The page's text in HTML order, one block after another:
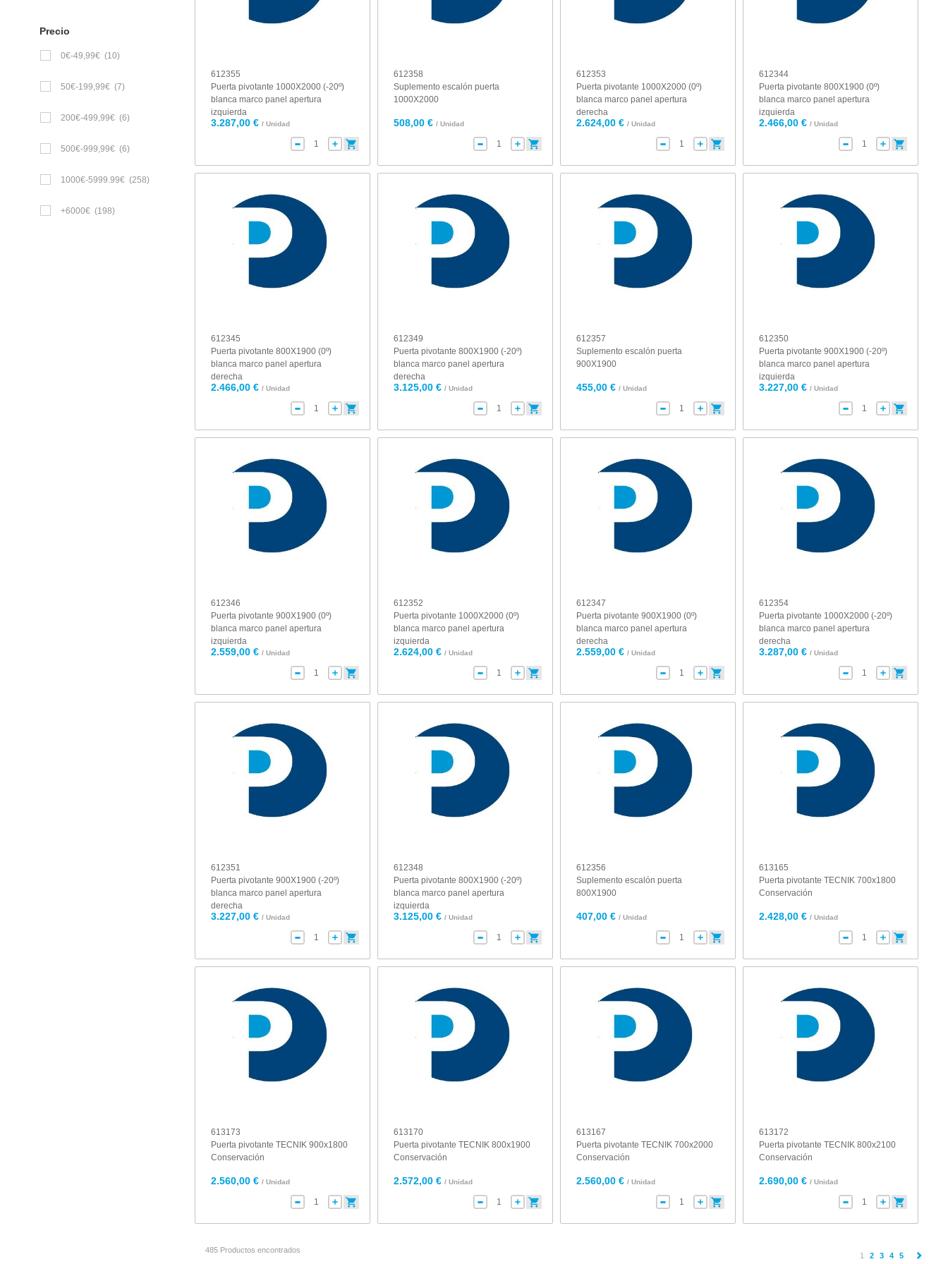
Precio
0€-49,99€ (10)
50€-199,99€ (7)
200€-499,99€ (6)
500€-999,99€ (6)
1000€-5999.99€ (258)
+6000€ (198)
612355
Puerta pivotante 1000X2000 (-20º)
blanca marco panel apertura
izquierda
3.287,00 € / Unidad
612358
Suplemento escalón puerta
1000X2000
508,00 € / Unidad
612353
Puerta pivotante 1000X2000 (0º)
blanca marco panel apertura
derecha
2.624,00 € / Unidad
612344
Puerta pivotante 800X1900 (0º)
blanca marco panel apertura
izquierda
2.466,00 € / Unidad
612345
Puerta pivotante 800X1900 (0º)
blanca marco panel apertura
derecha
2.466,00 € / Unidad
612349
Puerta pivotante 800X1900 (-20º)
blanca marco panel apertura
derecha
3.125,00 € / Unidad
612357
Suplemento escalón puerta
900X1900
455,00 € / Unidad
612350
Puerta pivotante 900X1900 (-20º)
blanca marco panel apertura
izquierda
3.227,00 € / Unidad
612346
Puerta pivotante 900X1900 (0º)
blanca marco panel apertura
izquierda
2.559,00 € / Unidad
612352
Puerta pivotante 1000X2000 (0º)
blanca marco panel apertura
izquierda
2.624,00 € / Unidad
612347
Puerta pivotante 900X1900 (0º)
blanca marco panel apertura
derecha
2.559,00 € / Unidad
612354
Puerta pivotante 1000X2000 (-20º)
blanca marco panel apertura
derecha
3.287,00 € / Unidad
612351
Puerta pivotante 900X1900 (-20º)
blanca marco panel apertura
derecha
3.227,00 € / Unidad
612348
Puerta pivotante 800X1900 (-20º)
blanca marco panel apertura
izquierda
3.125,00 € / Unidad
612356
Suplemento escalón puerta
800X1900
407,00 € / Unidad
613165
Puerta pivotante TECNIK 700x1800
Conservación
2.428,00 € / Unidad
613173
Puerta pivotante TECNIK 900x1800
Conservación
2.560,00 € / Unidad
613170
Puerta pivotante TECNIK 800x1900
Conservación
2.572,00 € / Unidad
613167
Puerta pivotante TECNIK 700x2000
Conservación
2.560,00 € / Unidad
613172
Puerta pivotante TECNIK 800x2100
Conservación
2.690,00 € / Unidad
485 Productos encontrados
1 (current)
2 3 4 5